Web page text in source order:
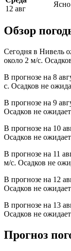
12 авг
Ясно
Обзор
Сегодня в Нивель
около 2 м/с.
В прогнозе на 8
с. Осадков не
В прогнозе на 9
Осадков не
В прогнозе на 10
Осадков не
В прогнозе на 11
м/с. Осадков не
В прогнозе на 12
Осадков не
В прогнозе на 13
Осадков не
Прогноз